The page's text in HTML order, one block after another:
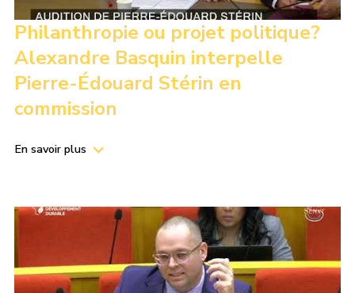
Philanthropie ou projet politique?
Alexandre Basquin interpelle
Pierre-Édouard Stérin en
commission
En savoir plus